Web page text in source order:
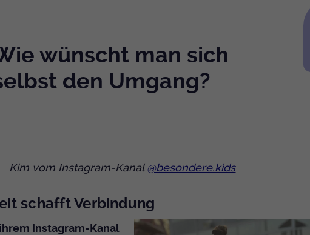
wünscht man sich
den Umgang?
Kim vom Instagram-Kanal@besondere.kids
schafft Verbindung
Instagram-Kanal